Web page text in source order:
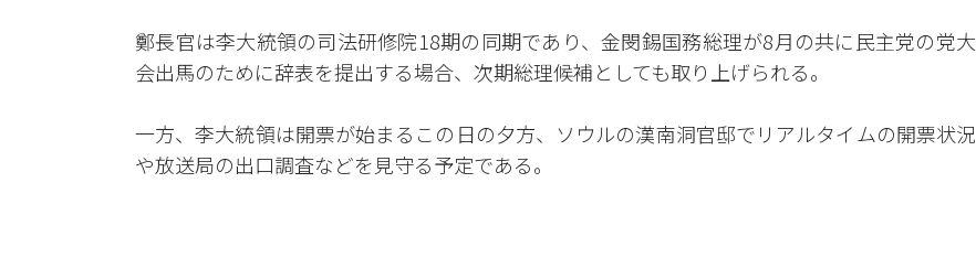
鄭長官は李大統領の司法研修院18期の同期であり、金閔錫国務総理が8月の共に民主党の党大
会出馬のために辞表を提出する場合、次期総理候補としても取り上げられる。
一方、李大統領は開票が始まるこの日の夕方、ソウルの漢南洞官邸でリアルタイムの開票状況
や放送局の出口調査などを見守る予定である。